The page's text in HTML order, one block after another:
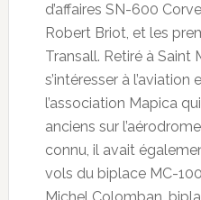
d’affaires SN-600
Robert Briot, et les
Transall. Retiré à Saint
s’intéresser à
l’association Mapica
anciens sur
connu, il avait
vols du biplace MC-